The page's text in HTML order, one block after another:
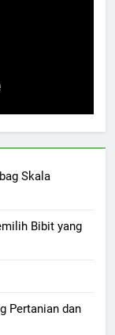
Skala
Bibit yang
Pertanian dan